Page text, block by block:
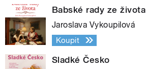
Babské rady ze života
Jaroslava Vykoupilová
Koupit
Sladké Česko